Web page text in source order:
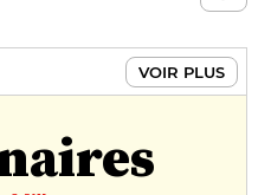
VOIR PLUS